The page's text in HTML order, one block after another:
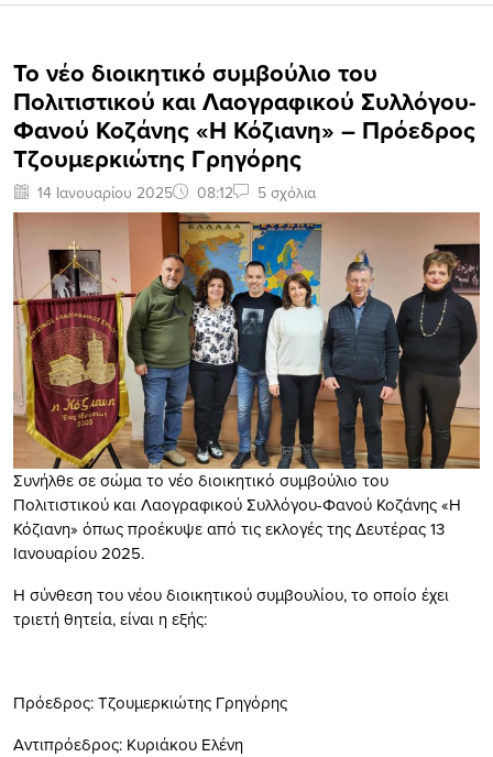
Το νέο διοικητικό συμβούλιο του
Πολιτιστικού και Λαογραφικού Συλλόγου-
Φανού Κοζάνης «Η Κόζιανη» – Πρόεδρος
Τζουμερκιώτης Γρηγόρης
14 Ιανουαρίου 2025 08:12 5 σχόλια
Συνήλθε σε σώμα το νέο διοικητικό συμβούλιο του
Πολιτιστικού και Λαογραφικού Συλλόγου-Φανού Κοζάνης «Η
Κόζιανη» όπως προέκυψε από τις εκλογές της Δευτέρας 13
Ιανουαρίου 2025.
Η σύνθεση του νέου διοικητικού συμβουλίου, το οποίο έχει
τριετή θητεία, είναι η εξής:
Πρόεδρος: Τζουμερκιώτης Γρηγόρης
Αντιπρόεδρος: Κυριάκου Ελένη